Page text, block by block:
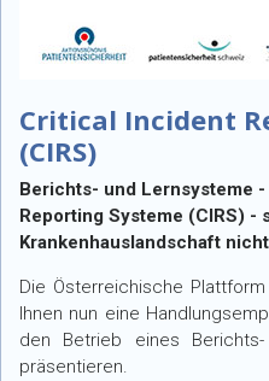
Critical Incident
(CIRS)
Berichts- und Lernsysteme
Reporting Systeme (CIRS) -
Krankenhauslandschaft
Die Österreichische
Ihnen nun eine
den Betrieb eines
präsentieren.